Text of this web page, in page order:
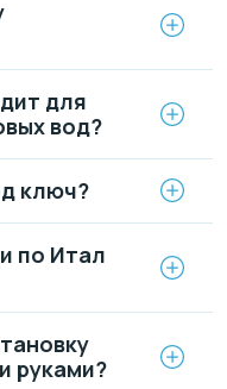
для
вод?
ключ?
по Итал
руками?